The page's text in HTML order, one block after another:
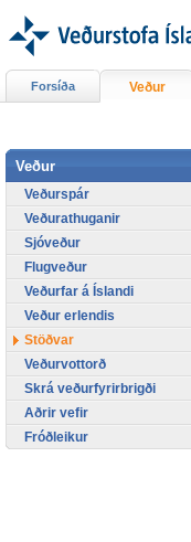
Forsíða Veður
Veður
Veðurspár
Veðurathuganir
Sjóveður
Flugveður
Veðurfar á Íslandi
Veður erlendis
Stöðvar
Veðurvottorð
Skrá veðurfyrirbrigði
Aðrir vefir
Fróðleikur